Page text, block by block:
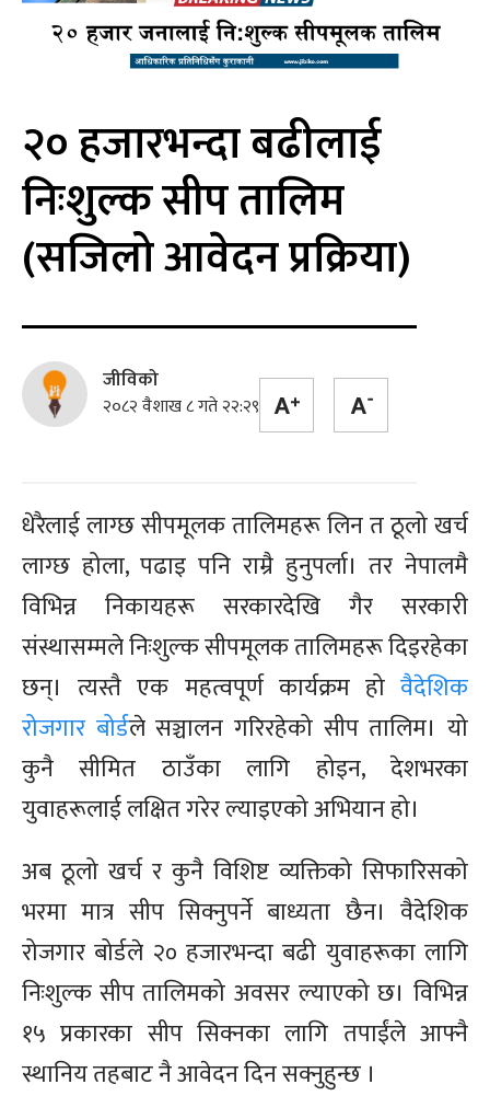
२० हजारभन्दा बढीलाई
निःशुल्क सीप तालिम
(सजिलो आवेदन प्रक्रिया)
जीविको
२०८२ वैशाख ८ गते २२:२९
धेरैलाई लाग्छ सीपमूलक तालिमहरू लिन त ठूलो खर्च
लाग्छ होला, पढाइ पनि राम्रै हुनुपर्ला। तर नेपालमै
विभिन्न निकायहरू सरकारदेखि गैर सरकारी
संस्थासम्मले निःशुल्क सीपमूलक तालिमहरू दिइरहेका
छन्। त्यस्तै एक महत्वपूर्ण कार्यक्रम हो वैदेशिक
रोजगार बोर्डले सञ्चालन गरिरहेको सीप तालिम। यो
कुनै सीमित ठाउँका लागि होइन, देशभरका
युवाहरूलाई लक्षित गरेर ल्याइएको अभियान हो।
अब ठूलो खर्च र कुनै विशिष्ट व्यक्तिको सिफारिसको
भरमा मात्र सीप सिक्नुपर्ने बाध्यता छैन। वैदेशिक
रोजगार बोर्डले २० हजारभन्दा बढी युवाहरूका लागि
निःशुल्क सीप तालिमको अवसर ल्याएको छ। विभिन्न
१५ प्रकारका सीप सिक्नका लागि तपाईंले आफ्नै
स्थानिय तहबाट नै आवेदन दिन सक्नुहुन्छ ।